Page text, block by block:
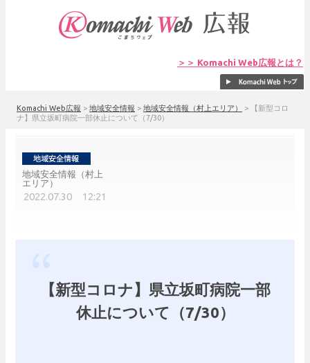
＞＞ Komachi Web広報とは？
Komachi Web広報 > 地域安全情報 > 地域安全情報（村上エリア） >
【新型コロ
ナ】県立坂町病院一部休止について（7/30）
地域安全情報（村上
エリア）
2022.07.30 12:21
【新型コロナ】県立坂町病院一部
休止について（7/30）